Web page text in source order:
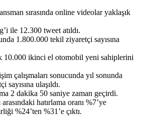
sırasında online videolar yaklaşık
ile 12.300 tweet atıldı.
1.800.000 tekil ziyaretçi sayısına
10.000 ikinci el otomobil yeni sahiplerini
çalışmaları sonucunda yıl sonunda
ulaşıldı.
2 dakika 50 saniye zaman geçirdi.
hatırlama oranı %7’ye
%24’ten %31’e çıktı.